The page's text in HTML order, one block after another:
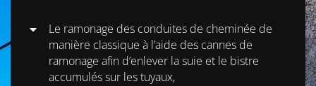
Le ramonage des conduites de cheminée de
manière classique à l’aide des cannes de
ramonage afin d’enlever la suie et le bistre
accumulés sur les tuyaux,